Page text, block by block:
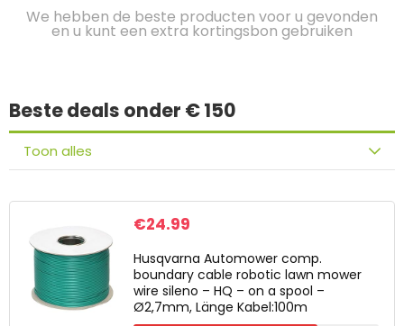
We hebben de beste producten voor u gevonden
en u kunt een extra kortingsbon gebruiken
Beste deals onder € 150
Toon alles
€24.99
Husqvarna Automower comp.
boundary cable robotic lawn mower
wire sileno – HQ – on a spool –
Ø2,7mm, Länge Kabel:100m